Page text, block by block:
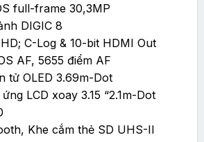
full-frame 30,3MP
DIGIC 8
C-Log & 10-bit HDMI Out
AF, 5655 điểm AF
tử OLED 3.69m-Dot
LCD xoay 3.15 “2.1m-Dot
Khe cắm thẻ SD UHS-II